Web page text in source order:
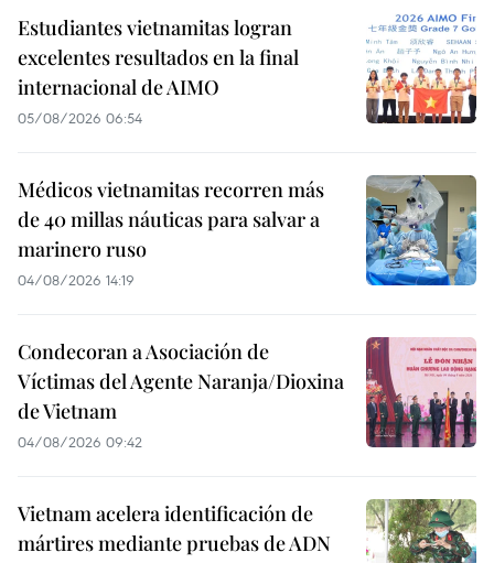
Estudiantes vietnamitas logran
excelentes resultados en la final
internacional de AIMO
05/08/2026 06:54
Médicos vietnamitas recorren más
de 40 millas náuticas para salvar a
marinero ruso
04/08/2026 14:19
Condecoran a Asociación de
Víctimas del Agente Naranja/Dioxina
de Vietnam
04/08/2026 09:42
Vietnam acelera identificación de
mártires mediante pruebas de ADN